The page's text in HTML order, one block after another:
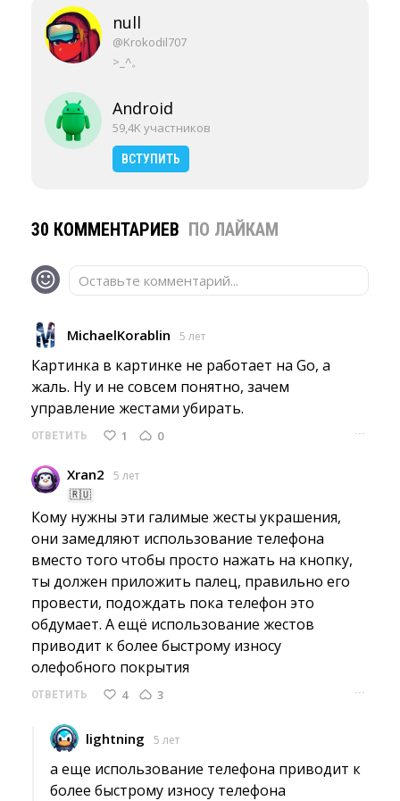
null
@Krokodil707
>_^。
Android
59,4K участников
ВСТУПИТЬ
30 КОММЕНТАРИЕВ ПО ЛАЙКАМ
Оставьте комментарий...
MichaelKorablin 5 лет
Картинка в картинке не работает на Go, а
жаль. Ну и не совсем понятно, зачем
управление жестами убирать.
ОТВЕТИТЬ 1 0 ···
Xran2
5 лет
🇷🇺
Кому нужны эти галимые жесты украшения,
они замедляют использование телефона
вместо того чтобы просто нажать на кнопку,
ты должен приложить палец, правильно его
провести, подождать пока телефон это
обдумает. А ещё использование жестов
приводит к более быстрому износу
олефобного покрытия
ОТВЕТИТЬ 4 3 ···
lightning 5 лет
а еще использование телефона приводит к
более быстрому износу телефона